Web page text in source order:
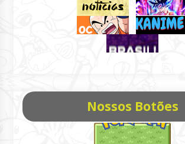
Nossos Botões